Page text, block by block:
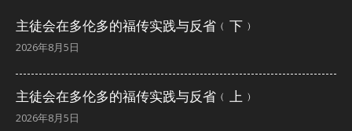
主徒会在多伦多的福传实践与反省﹙下﹚
2026年8月5日
主徒会在多伦多的福传实践与反省﹙上﹚
2026年8月5日